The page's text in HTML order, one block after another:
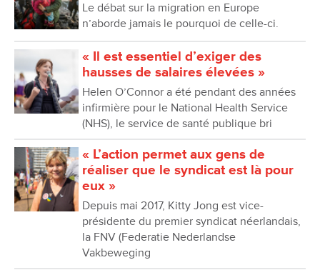
Le débat sur la migration en Europe
n’aborde jamais le pourquoi de celle-ci.
« Il est essentiel d’exiger des
hausses de salaires élevées »
Helen O’Connor a été pendant des années
infirmière pour le National Health Service
(NHS), le service de santé publique bri
« L’action permet aux gens de
réaliser que le syndicat est là pour
eux »
Depuis mai 2017, Kitty Jong est vice-
présidente du premier syndicat néerlandais,
la FNV (Federatie Nederlandse
Vakbeweging